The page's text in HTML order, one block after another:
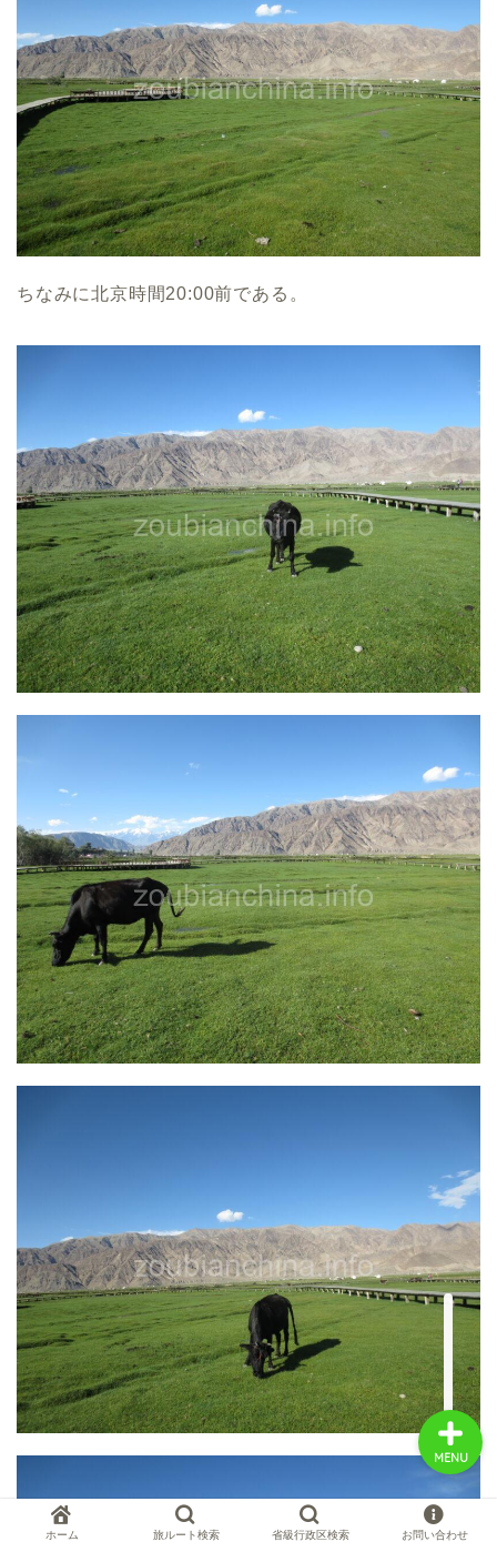
ちなみに北京時間20:00前である。
ホーム 旅ルート検索 省級行政区検索 お問い合わせ
MENU
中国旅行の情報案内
中国麺ランキング